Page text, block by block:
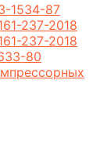
1534-87
237-2018
237-2018
80